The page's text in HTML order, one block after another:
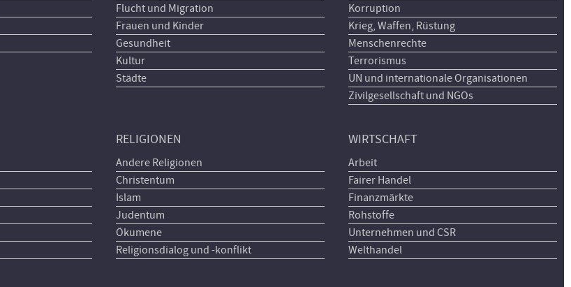
Flucht und Migration
Frauen und Kinder
Gesundheit
Kultur
Städte
Korruption
Krieg, Waffen, Rüstung
Menschenrechte
Terrorismus
UN und internationale Organisationen
Zivilgesellschaft und NGOs
RELIGIONEN
Andere Religionen
Christentum
Islam
Judentum
Ökumene
Religionsdialog und -konflikt
WIRTSCHAFT
Arbeit
Fairer Handel
Finanzmärkte
Rohstoffe
Unternehmen und CSR
Welthandel